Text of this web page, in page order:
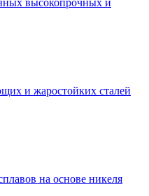
высокопрочных и
и жаростойких сталей
на основе никеля